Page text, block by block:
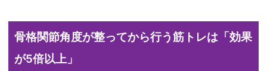
骨格関節角度が整ってから行う筋トレは「効果
が5倍以上」